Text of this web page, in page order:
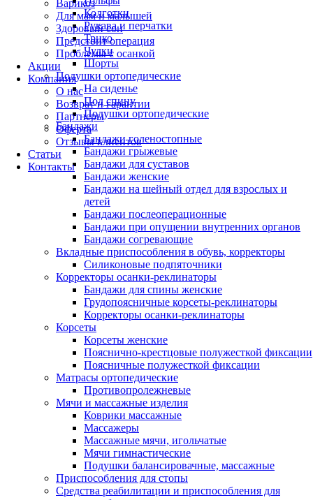
Варикоз
Для мам и малышей
Здоровый сон
Предстоит операция
Проблемы с осанкой
Акции
Компания
О нас
Возврат и гарантии
Партнеры
Оферта
Отзывы клиентов
Статьи
Контакты
Колготки
Рукава и перчатки
Трико
Чулки
Шорты
Подушки ортопедические
На сиденье
Под спину
Подушки ортопедические
Бандажи
Бандажи голеностопные
Бандажи грыжевые
Бандажи для суставов
Бандажи женские
Бандажи на шейный отдел для взрослых и
детей
Бандажи послеоперационные
Бандажи при опущении внутренних органов
Бандажи согревающие
Вкладные приспособления в обувь, корректоры
Силиконовые подпяточники
Корректоры осанки-реклинаторы
Бандажи для спины женские
Грудопоясничные корсеты-реклинаторы
Корректоры осанки-реклинаторы
Корсеты
Корсеты женские
Пояснично-крестцовые полужесткой фиксации
Поясничные полужесткой фиксации
Матрасы ортопедические
Противопролежневые
Мячи и массажные изделия
Коврики массажные
Массажеры
Массажные мячи, игольчатые
Мячи гимнастические
Подушки балансировачные, массажные
Приспособления для стопы
Средства реабилитации и приспособления для